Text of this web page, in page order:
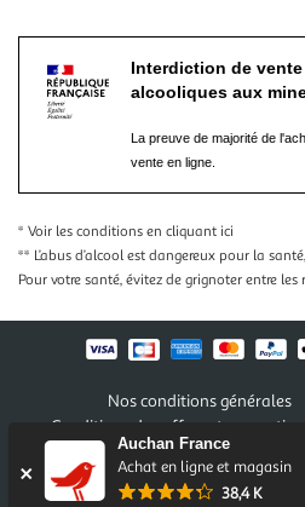
Auchan France
Achat en ligne et magasin
38,4 K
Interdiction de
alcooliques aux
La preuve de majorité de
vente en ligne.
* Voir les conditions en cliquant ici
** L’abus d’alcool est dangereux pour la
Pour votre santé, évitez de grignoter entre les
Nos conditions générales
Conditions des offres et promotions
Politique de confidentialité
Auchan 2026 © Tous